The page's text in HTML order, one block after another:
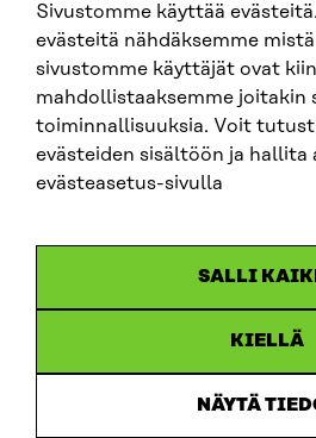
Sivustomme käyttää
evästeitä nähdäksemme
sivustomme käyttäjät ovat
mahdollistaaksemme joitakin
toiminnallisuuksia. Voit
evästeiden sisältöön ja hallita
evästeasetus-sivulla
SALLI
KIELLÄ
NÄYTÄ
SITRA SOSIAALISESSA MEDIASSA
LinkedIn
Instagram
YouTube
Saavutettavuusseloste